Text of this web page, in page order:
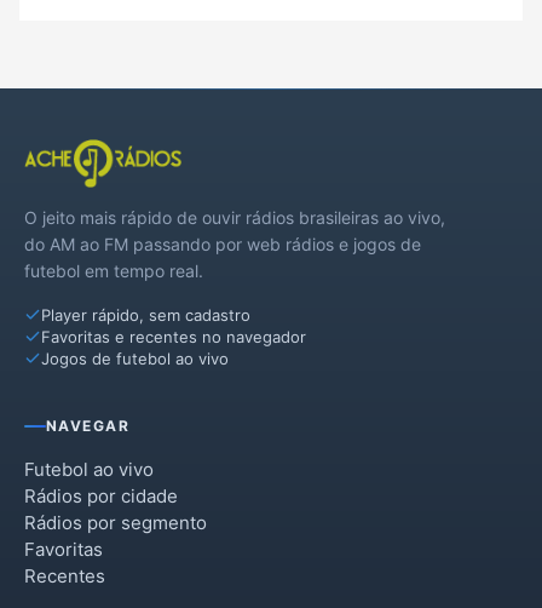
O jeito mais rápido de ouvir rádios brasileiras ao vivo,
do AM ao FM passando por web rádios e jogos de
futebol em tempo real.
Player rápido, sem cadastro
Favoritas e recentes no navegador
Jogos de futebol ao vivo
NAVEGAR
Futebol ao vivo
Rádios por cidade
Rádios por segmento
Favoritas
Recentes